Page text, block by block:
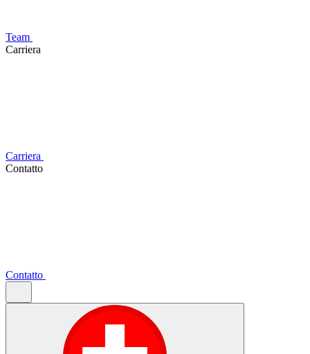
Team
Carriera
Carriera
Contatto
Contatto